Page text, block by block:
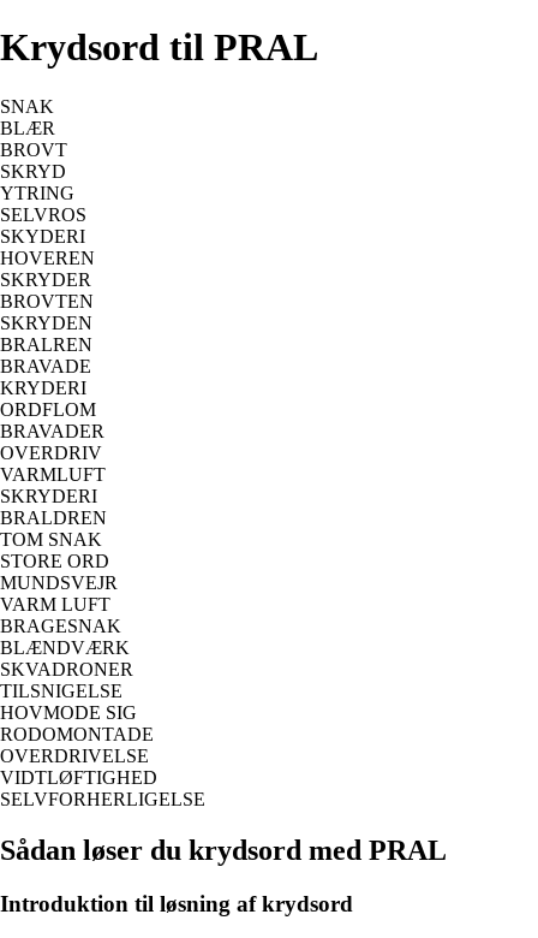
Krydsord til PRAL
SNAK
BLÆR
BROVT
SKRYD
YTRING
SELVROS
SKYDERI
HOVEREN
SKRYDER
BROVTEN
SKRYDEN
BRALREN
BRAVADE
KRYDERI
ORDFLOM
BRAVADER
OVERDRIV
VARMLUFT
SKRYDERI
BRALDREN
TOM SNAK
STORE ORD
MUNDSVEJR
VARM LUFT
BRAGESNAK
BLÆNDVÆRK
SKVADRONER
TILSNIGELSE
HOVMODE SIG
RODOMONTADE
OVERDRIVELSE
VIDTLØFTIGHED
SELVFORHERLIGELSE
Sådan løser du krydsord med PRAL
Introduktion til løsning af krydsord